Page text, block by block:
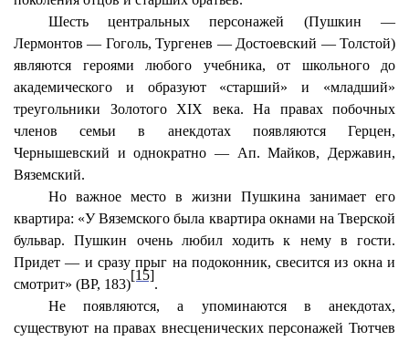
Шесть центральных персонажей (Пушкин —
Лермонтов — Гоголь, Тургенев — Достоевский — Толстой)
являются героями любого учебника, от школьного до
академического и образуют «старший» и «младший»
треугольники Золотого XIX века. На правах побочных
членов семьи в анекдотах появляются Герцен,
Чернышевский и однократно — Ап. Майков, Державин,
Вяземский.
Но важное место в жизни Пушкина занимает его
квартира: «У Вяземского была квартира окнами на Тверской
бульвар. Пушкин очень любил ходить к нему в гости.
Придет — и сразу прыг на подоконник, свесится из окна и
смотрит» (ВР, 183)
[15]
.
Не появляются, а упоминаются в анекдотах,
существуют на правах внесценических персонажей Тютчев